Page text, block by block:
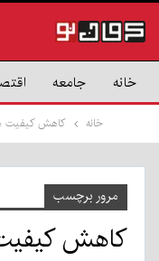
خانه جامعه
خانه کاهش کیفیت
مرور برچسب
کاهش